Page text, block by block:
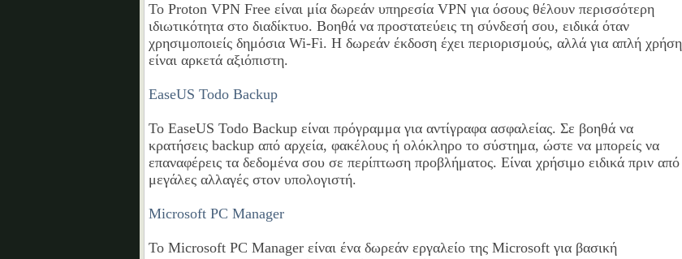
Το Proton VPN Free είναι μία δωρεάν υπηρεσία VPN για όσους θέλουν περισσότερη
ιδιωτικότητα στο διαδίκτυο. Βοηθά να προστατεύεις τη σύνδεσή σου, ειδικά όταν
χρησιμοποιείς δημόσια Wi-Fi. Η δωρεάν έκδοση έχει περιορισμούς, αλλά για απλή χρήση
είναι αρκετά αξιόπιστη.
EaseUS Todo Backup
Το EaseUS Todo Backup είναι πρόγραμμα για αντίγραφα ασφαλείας. Σε βοηθά να
κρατήσεις backup από αρχεία, φακέλους ή ολόκληρο το σύστημα, ώστε να μπορείς να
επαναφέρεις τα δεδομένα σου σε περίπτωση προβλήματος. Είναι χρήσιμο ειδικά πριν από
μεγάλες αλλαγές στον υπολογιστή.
Microsoft PC Manager
Το Microsoft PC Manager είναι ένα δωρεάν εργαλείο της Microsoft για βασική